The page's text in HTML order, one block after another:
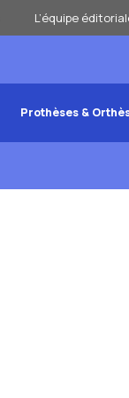
L’équipe
Prothèses &